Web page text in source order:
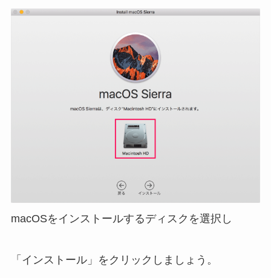
macOSをインストールするディスクを選択し
「インストール」をクリックしましょう。